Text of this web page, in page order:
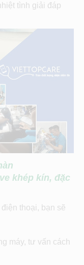
tình giải đáp
khép kín, đặc
thoại, bạn sẽ
máy, tư vấn cách